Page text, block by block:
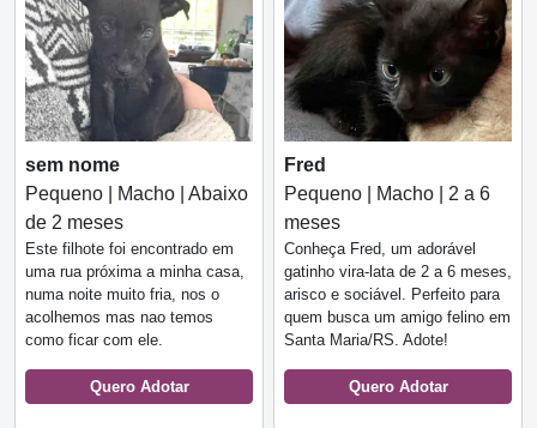
sem nome
Pequeno | Macho | Abaixo
de 2 meses
Este filhote foi encontrado em
uma rua próxima a minha casa,
numa noite muito fria, nos o
acolhemos mas nao temos
como ficar com ele.
Quero Adotar
Fred
Pequeno | Macho | 2 a 6
meses
Conheça Fred, um adorável
gatinho vira-lata de 2 a 6 meses,
arisco e sociável. Perfeito para
quem busca um amigo felino em
Santa Maria/RS. Adote!
Quero Adotar